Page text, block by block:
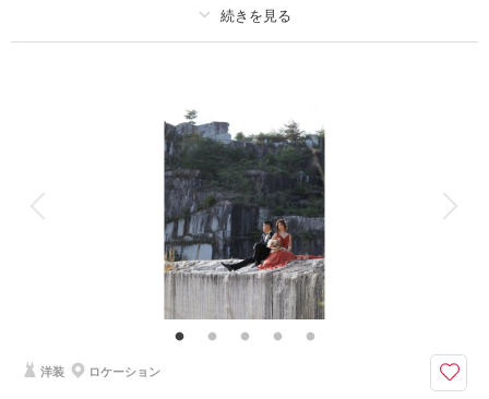
ヘアメイク
データ 120 カット
会食
家族用衣装レンタル
仲良しのご家族と一緒に撮影してみたい！という願いも叶えます♪ご遠慮な
プラン内和装各1着・ヘアメイク・着付け・撮影料・修整データ120カット
が付いたロケーションフォトプラン♪おふたりのみの撮影はもちろん、大切
洋装 ロケーション